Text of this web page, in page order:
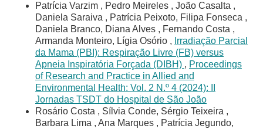
Patrícia Varzim , Pedro Meireles , João Casalta ,
Daniela Saraiva , Patrícia Peixoto, Filipa Fonseca ,
Daniela Branco, Diana Alves , Fernando Costa ,
Armanda Monteiro, Lígia Osório , Irradiação Parcial
da Mama (PBI): Respiração Livre (FB) versus
Apneia Inspiratória Forçada (DIBH) , Proceedings
of Research and Practice in Allied and
Environmental Health: Vol. 2 N.º 4 (2024): II
Jornadas TSDT do Hospital de São João
Rosário Costa , Sílvia Conde, Sérgio Teixeira ,
Barbara Lima , Ana Marques , Patrícia Jegundo,